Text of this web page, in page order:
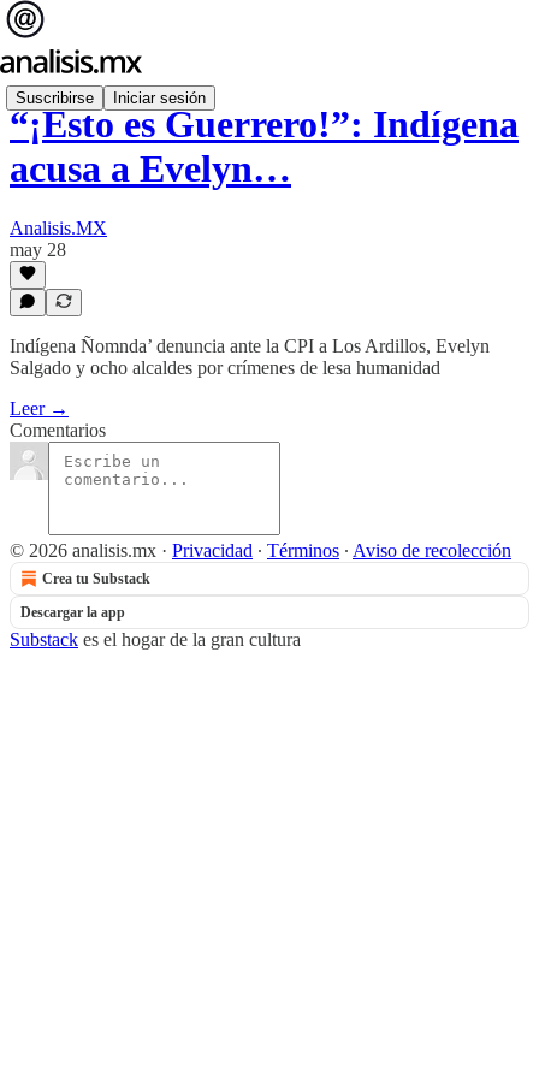
Suscribirse Iniciar sesión
“¡Esto es Guerrero!”: Indígena
acusa a Evelyn…
Analisis.MX
may 28
Indígena Ñomnda’ denuncia ante la CPI a Los Ardillos, Evelyn
Salgado y ocho alcaldes por crímenes de lesa humanidad
Leer →
Comentarios
© 2026 analisis.mx · Privacidad ∙ Términos ∙ Aviso de recolección
Crea tu Substack
Descargar la app
Substack es el hogar de la gran cultura